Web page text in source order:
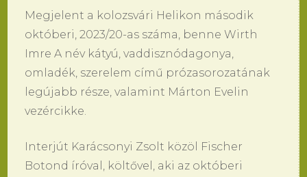
Megjelent a kolozsvári Helikon második
októberi, 2023/20-as száma, benne Wirth
Imre A név kátyú, vaddisznódagonya,
omladék, szerelem című prózasorozatának
legújabb része, valamint Márton Evelin
vezércikke.
Interjút Karácsonyi Zsolt közöl Fischer
Botond íróval, költővel, aki az októberi